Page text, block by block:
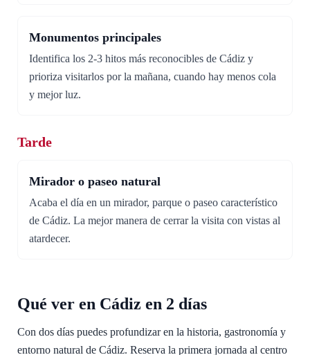
Monumentos principales
Identifica los 2-3 hitos más reconocibles de Cádiz y
prioriza visitarlos por la mañana, cuando hay menos cola
y mejor luz.
Tarde
Mirador o paseo natural
Acaba el día en un mirador, parque o paseo característico
de Cádiz. La mejor manera de cerrar la visita con vistas al
atardecer.
Qué ver en Cádiz en 2 días
Con dos días puedes profundizar en la historia, gastronomía y
entorno natural de Cádiz. Reserva la primera jornada al centro